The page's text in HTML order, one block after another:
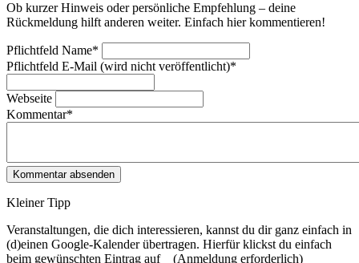
Ob kurzer Hinweis oder persönliche Empfehlung – deine
Rückmeldung hilft anderen weiter. Einfach hier kommentieren!
Pflichtfeld Name*
Pflichtfeld E-Mail (wird nicht veröffentlicht)*
Webseite
Kommentar*
Kleiner Tipp
Veranstaltungen, die dich interessieren, kannst du dir ganz einfach in
(d)einen Google-Kalender übertragen. Hierfür klickst du einfach
beim gewünschten Eintrag auf
(Anmeldung erforderlich)